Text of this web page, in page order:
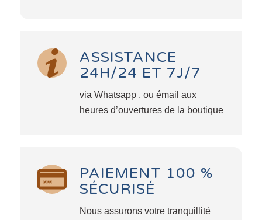
ASSISTANCE
24H/24 ET 7J/7
via Whatsapp , ou émail aux
heures d’ouvertures de la boutique
PAIEMENT 100 %
SÉCURISÉ
Nous assurons votre tranquillité